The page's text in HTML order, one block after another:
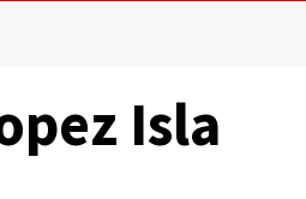
Isla